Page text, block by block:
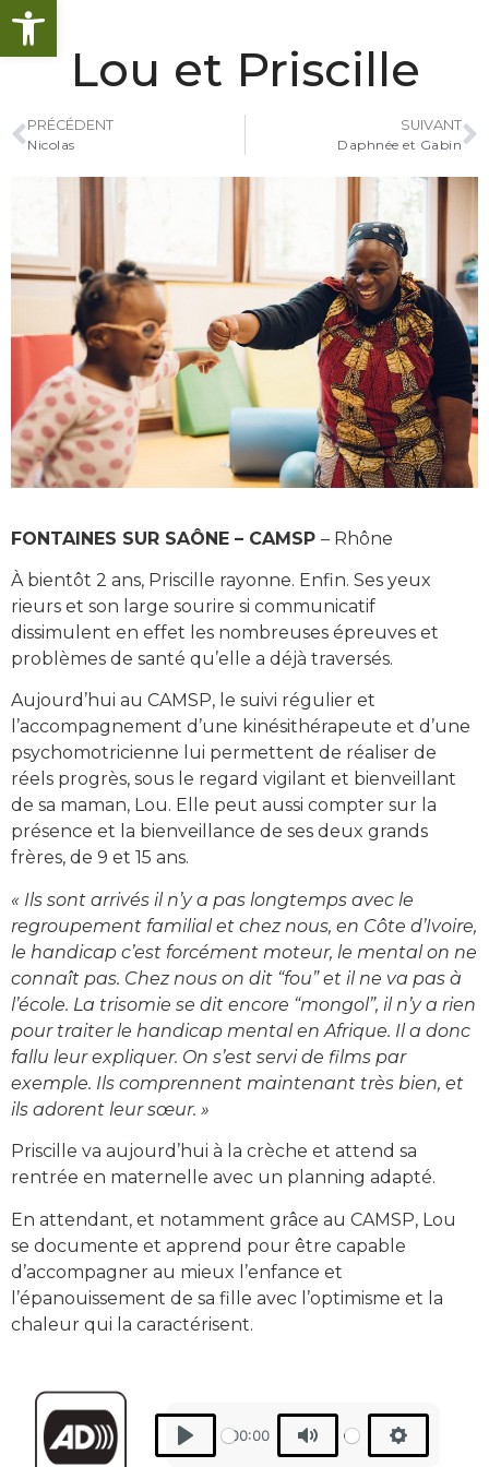
Ouvrir la barre d’outils
Lou et Priscille
PRÉCÉDENT
Nicolas
SUIVANT
Daphnée et Gabin
Play
00:00
Mute Settings
FONTAINES SUR SAÔNE – CAMSP – Rhône
À bientôt 2 ans, Priscille rayonne. Enfin. Ses yeux
rieurs et son large sourire si communicatif
dissimulent en effet les nombreuses épreuves et
problèmes de santé qu’elle a déjà traversés.
Aujourd’hui au CAMSP, le suivi régulier et
l’accompagnement d’une kinésithérapeute et d’une
psychomotricienne lui permettent de réaliser de
réels progrès, sous le regard vigilant et bienveillant
de sa maman, Lou. Elle peut aussi compter sur la
présence et la bienveillance de ses deux grands
frères, de 9 et 15 ans.
« Ils sont arrivés il n’y a pas longtemps avec le
regroupement familial et chez nous, en Côte d’Ivoire,
le handicap c’est forcément moteur, le mental on ne
connaît pas. Chez nous on dit “fou” et il ne va pas à
l’école. La trisomie se dit encore “mongol”, il n’y a rien
pour traiter le handicap mental en Afrique. Il a donc
fallu leur expliquer. On s’est servi de films par
exemple. Ils comprennent maintenant très bien, et
ils adorent leur sœur. »
Priscille va aujourd’hui à la crèche et attend sa
rentrée en maternelle avec un planning adapté.
En attendant, et notamment grâce au CAMSP, Lou
se documente et apprend pour être capable
d’accompagner au mieux l’enfance et
l’épanouissement de sa fille avec l’optimisme et la
chaleur qui la caractérisent.